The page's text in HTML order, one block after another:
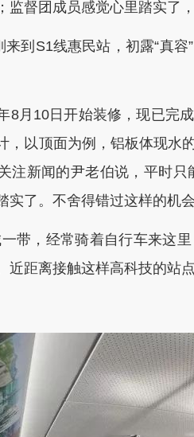
监督团成员感觉心里踏实了
到S1线惠民站，初露“真容
10日开始装修，现已完成
，以顶面为例，铝板体现水
注新闻的尹老伯说，平时
实了。不舍得错过这样的机
，经常骑着自行车来这里
近距离接触这样高科技的站